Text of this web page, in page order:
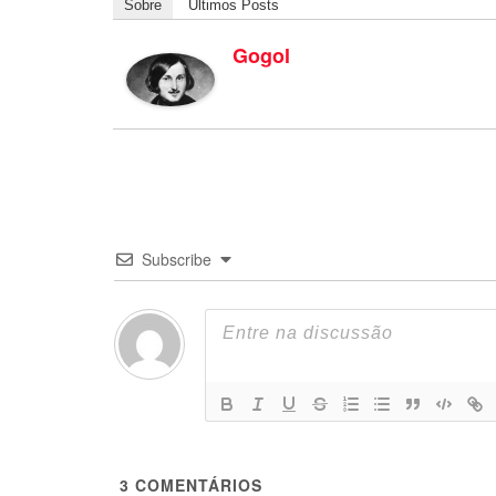
Sobre Últimos Posts
Gogol
Subscribe
3 COMENTÁRIOS